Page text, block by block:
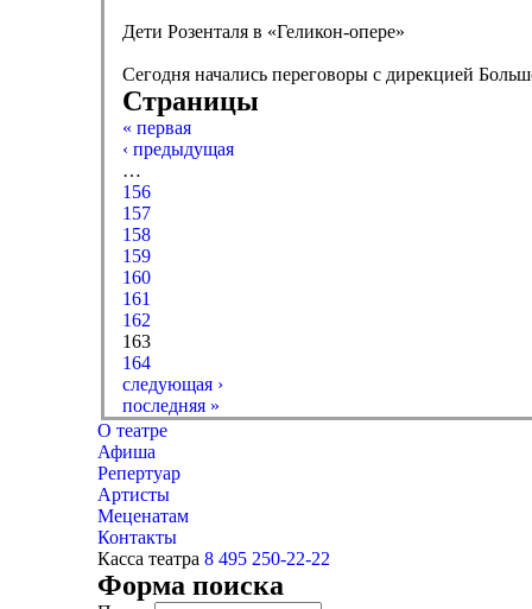
Дети Розенталя в «Геликон-опере»
Сегодня начались переговоры с дирекцией
Страницы
« первая
‹ предыдущая
…
156
157
158
159
160
161
162
163
164
следующая ›
последняя »
О театре
Афиша
Репертуар
Артисты
Меценатам
Контакты
Касса театра 8 495 250-22-22
Форма поиска